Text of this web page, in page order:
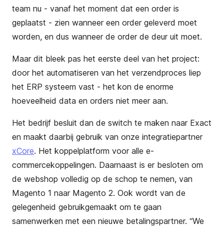
team nu - vanaf het moment dat een order is
geplaatst - zien wanneer een order geleverd moet
worden, en dus wanneer de order de deur uit moet.
Maar dit bleek pas het eerste deel van het project:
door het automatiseren van het verzendproces liep
het ERP systeem vast - het kon de enorme
hoeveelheid data en orders niet meer aan.
Het bedrijf besluit dan de switch te maken naar Exact
en maakt daarbij gebruik van onze integratiepartner
xCore. Het koppelplatform voor alle e-
commercekoppelingen. Daarnaast is er besloten om
de webshop volledig op de schop te nemen, van
Magento 1 naar Magento 2. Ook wordt van de
gelegenheid gebruikgemaakt om te gaan
samenwerken met een nieuwe betalingspartner. “We